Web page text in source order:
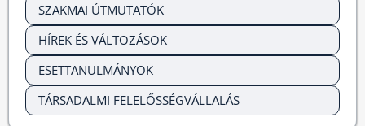
SZAKMAI ÚTMUTATÓK
HÍREK ÉS VÁLTOZÁSOK
ESETTANULMÁNYOK
TÁRSADALMI FELELŐSSÉGVÁLLALÁS